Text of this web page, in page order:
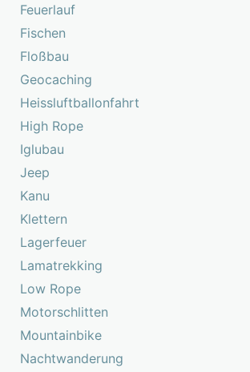
Feuerlauf
Fischen
Floßbau
Geocaching
Heissluftballonfahrt
High Rope
Iglubau
Jeep
Kanu
Klettern
Lagerfeuer
Lamatrekking
Low Rope
Motorschlitten
Mountainbike
Nachtwanderung